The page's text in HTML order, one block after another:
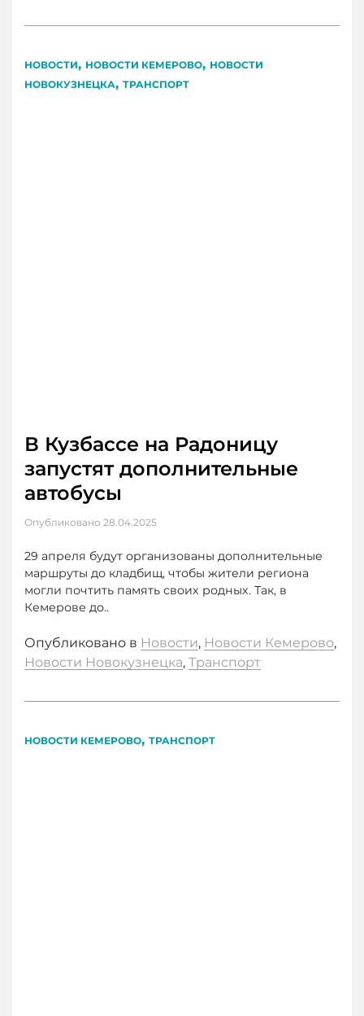
НОВОСТИ, НОВОСТИ КЕМЕРОВО, НОВОСТИ
НОВОКУЗНЕЦКА, ТРАНСПОРТ
В Кузбассе на Радоницу
запустят дополнительные
автобусы
Опубликовано 28.04.2025
29 апреля будут организованы дополнительные
маршруты до кладбищ, чтобы жители региона
могли почтить память своих родных. Так, в
Кемерове до..
Опубликовано в Новости, Новости Кемерово,
Новости Новокузнецка, Транспорт
НОВОСТИ КЕМЕРОВО, ТРАНСПОРТ